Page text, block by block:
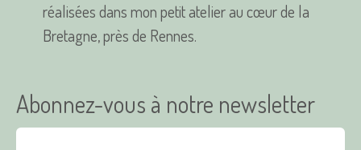
réalisées dans mon petit atelier au cœur de la
Bretagne, près de Rennes.
Abonnez-vous à notre newsletter